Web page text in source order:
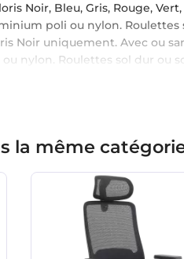
Noir, Bleu, Gris, Rouge,
poli ou nylon. Roulettes
Noir uniquement. Avec ou
nylon. Roulettes sol dur ou
la même